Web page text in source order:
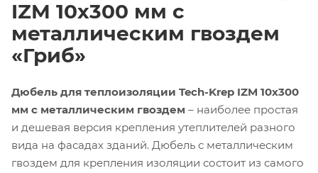
IZM 10х300 мм с
металлическим гвоздем
«Гриб»
Дюбель для теплоизоляции Tech-Krep IZM 10х300
мм с металлическим гвоздем – наиболее простая
и дешевая версия крепления утеплителей разного
вида на фасадах зданий. Дюбель с металлическим
гвоздем для крепления изоляции состоит из самого